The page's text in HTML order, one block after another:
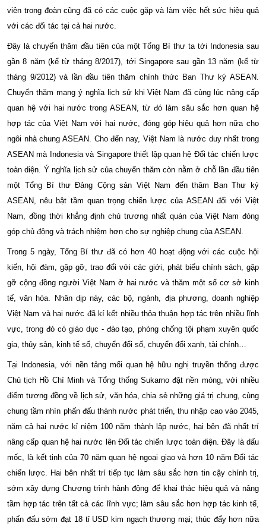
viên trong đoàn cũng đã có các cuộc gặp và làm việc hết sức hiệu quả
với các đối tác tại cả hai nước.
Đây là chuyến thăm đầu tiên của một Tổng Bí thư ta tới Indonesia sau
gần 8 năm (kể từ tháng 8/2017), tới Singapore sau gần 13 năm (kể từ
tháng 9/2012) và lần đầu tiên thăm chính thức Ban Thư ký ASEAN.
Chuyến thăm mang ý nghĩa lịch sử khi Việt Nam đã cùng lúc nâng cấp
quan hệ với hai nước trong ASEAN, từ đó làm sâu sắc hơn quan hệ
hợp tác của Việt Nam với hai nước, đóng góp hiệu quả hơn nữa cho
ngôi nhà chung ASEAN. Cho đến nay, Việt Nam là nước duy nhất trong
ASEAN mà Indonesia và Singapore thiết lập quan hệ Đối tác chiến lược
toàn diện. Ý nghĩa lịch sử của chuyến thăm còn nằm ở chỗ lần đầu tiên
một Tổng Bí thư Đảng Cộng sản Việt Nam đến thăm Ban Thư ký
ASEAN, nêu bật tầm quan trọng chiến lược của ASEAN đối với Việt
Nam, đồng thời khẳng định chủ trương nhất quán của Việt Nam đóng
góp chủ động và trách nhiệm hơn cho sự nghiệp chung của ASEAN.
Trong 5 ngày, Tổng Bí thư đã có hơn 40 hoạt động với các cuộc hội
kiến, hội đàm, gặp gỡ, trao đổi với các giới, phát biểu chính sách, gặp
gỡ cộng đồng người Việt Nam ở hai nước và thăm một số cơ sở kinh
tế, văn hóa. Nhân dịp này, các bộ, ngành, địa phương, doanh nghiệp
Việt Nam và hai nước đã kí kết nhiều thỏa thuận hợp tác trên nhiều lĩnh
vực, trong đó có giáo dục - đào tạo, phòng chống tội phạm xuyên quốc
gia, thủy sản, kinh tế số, chuyển đổi số, chuyển đổi xanh, tài chính…
Tại Indonesia, với nền tảng mối quan hệ hữu nghị truyền thống được
Chủ tịch Hồ Chí Minh và Tổng thống Sukarno đặt nền móng, với nhiều
điểm tương đồng về lịch sử, văn hóa, chia sẻ những giá trị chung, cùng
chung tầm nhìn phấn đấu thành nước phát triển, thu nhập cao vào 2045,
năm cả hai nước kỉ niệm 100 năm thành lập nước, hai bên đã nhất trí
nâng cấp quan hệ hai nước lên Đối tác chiến lược toàn diện. Đây là dấu
mốc, là kết tinh của 70 năm quan hệ ngoại giao và hơn 10 năm Đối tác
chiến lược. Hai bên nhất trí tiếp tục làm sâu sắc hơn tin cậy chính trị,
sớm xây dựng Chương trình hành động để khai thác hiệu quả và nâng
tầm hợp tác trên tất cả các lĩnh vực; làm sâu sắc hơn hợp tác kinh tế,
phấn đấu sớm đạt 18 tỉ USD kim ngạch thương mại; thúc đẩy hơn nữa